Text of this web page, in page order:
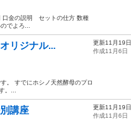
口金の説明 セットの仕方 数種
でよろ...
リジナル...
。 すでにホシノ天然酵母のプロ
。...
更新11月19日
作成11月6日
講座
更新11月19日
作成11月6日